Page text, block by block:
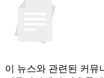
이 뉴스와 관련된 커뮤